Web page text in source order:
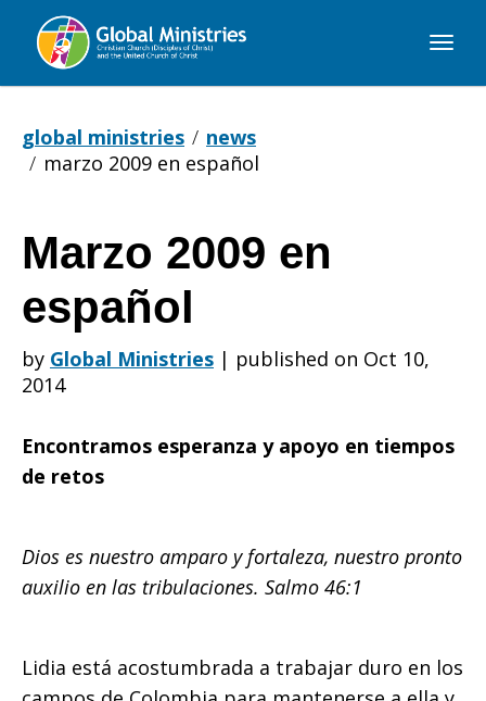
Global
global ministries
news
marzo 2009 en español
Marzo
2009
en
español
Marzo 2009 en
español
by Global Ministries | published on Oct 10,
2014
Encontramos esperanza y apoyo en tiempos
de retos
Dios es nuestro amparo y fortaleza, nuestro pronto
auxilio en las tribulaciones. Salmo 46:1
Lidia está acostumbrada a trabajar duro en los